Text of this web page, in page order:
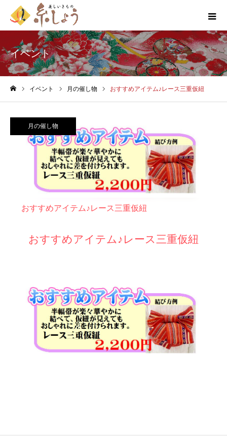
イベント
イベント 月の催し物 おすすめアイテム♪レース三重仮紐
月の催し物
おすすめアイテム♪レース三重仮紐
おすすめアイテム♪レース三重仮紐